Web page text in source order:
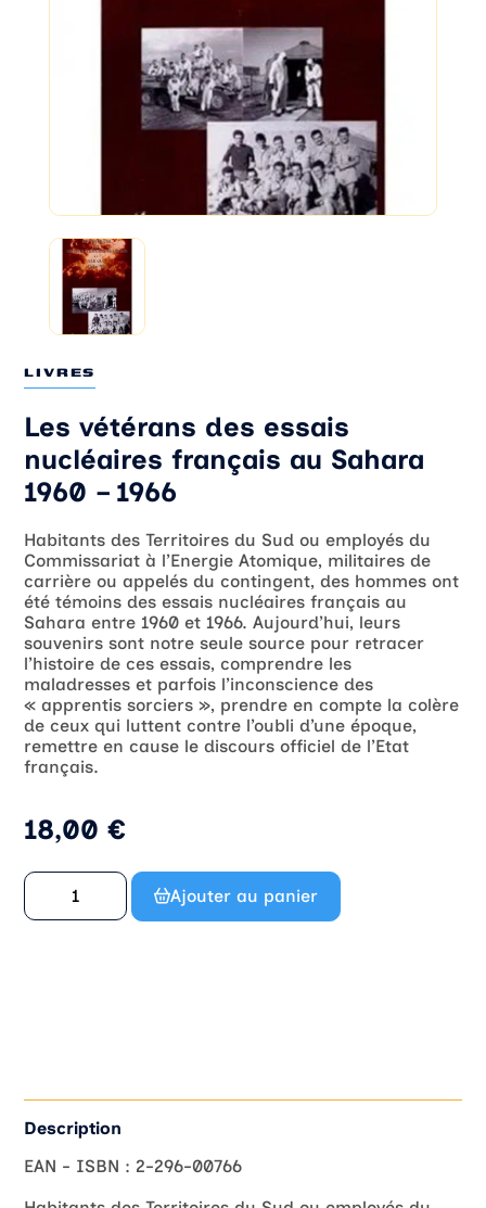
LIVRES
Les vétérans des essais
nucléaires français au Sahara
1960 – 1966
Habitants des Territoires du Sud ou employés du
Commissariat à l’Energie Atomique, militaires de
carrière ou appelés du contingent, des hommes ont
été témoins des essais nucléaires français au
Sahara entre 1960 et 1966. Aujourd’hui, leurs
souvenirs sont notre seule source pour retracer
l’histoire de ces essais, comprendre les
maladresses et parfois l’inconscience des
« apprentis sorciers », prendre en compte la colère
de ceux qui luttent contre l’oubli d’une époque,
remettre en cause le discours officiel de l’Etat
français.
18,00€
quantité
de
-
Ajouter au panier
Description
EAN - ISBN : 2-296-00766